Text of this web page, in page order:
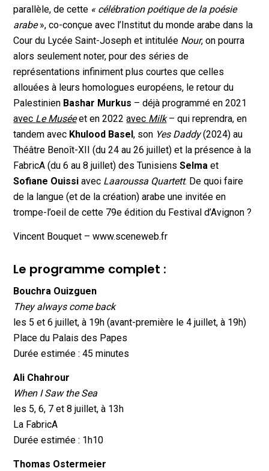
parallèle, de cette « célébration poétique de la poésie
arabe», co-conçue avec l’Institut du monde arabe dans la
Cour du Lycée Saint-Joseph et intitulée Nour, on pourra
alors seulement noter, pour des séries de
représentations infiniment plus courtes que celles
allouées à leurs homologues européens, le retour du
Palestinien Bashar Murkus – déjà programmé en 2021
avec Le Muséeet en 2022avec Milk– qui reprendra, en
tandem avec Khulood Basel, son Yes Daddy(2024) au
Théâtre Benoît-XII (du 24 au 26 juillet) et la présence à la
FabricA (du 6 au 8 juillet) des TunisiensSelma et
Sofiane Ouissi avec Laaroussa Quartett. De quoi faire
de la langue (et de la création) arabe une invitée en
trompe-l’oeil de cette 79e édition du Festival d’Avignon ?
Vincent Bouquet – www.sceneweb.fr
Le programme complet :
Bouchra Ouizguen
They always come back
les 5 et 6 juillet, à 19h (avant-première le 4 juillet, à 19h)
Place du Palais des Papes
Durée estimée : 45 minutes
Ali Chahrour
When I Saw the Sea
les 5, 6, 7 et 8 juillet, à 13h
La FabricA
Durée estimée : 1h10
Thomas Ostermeier